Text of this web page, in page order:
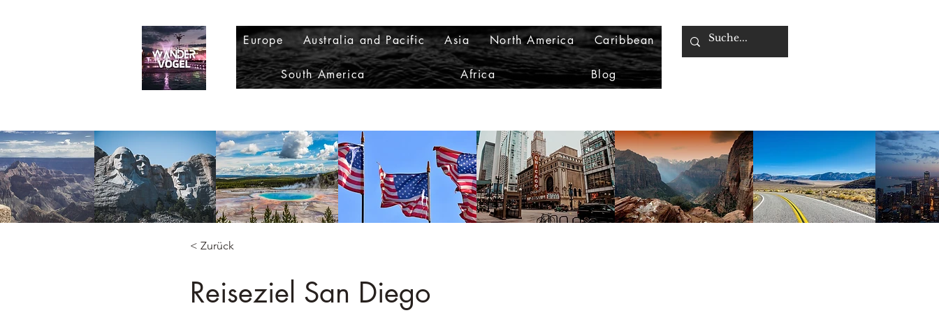
Europe Australia and Pacific Asia North America Caribbean
South America Africa Blog
< Zurück
Reiseziel San Diego